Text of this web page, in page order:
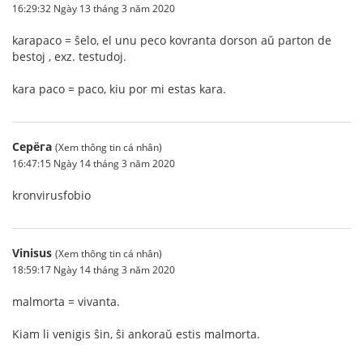
16:29:32 Ngày 13 tháng 3 năm 2020
karapaco = ŝelo, el unu peco kovranta dorson aŭ parton de
bestoj , exz. testudoj.
kara paco = paco, kiu por mi estas kara.
Серёга (Xem thông tin cá nhân)
16:47:15 Ngày 14 tháng 3 năm 2020
kronvirusfobio
Vinisus (Xem thông tin cá nhân)
18:59:17 Ngày 14 tháng 3 năm 2020
malmorta = vivanta.
Kiam li venigis ŝin, ŝi ankoraŭ estis malmorta.